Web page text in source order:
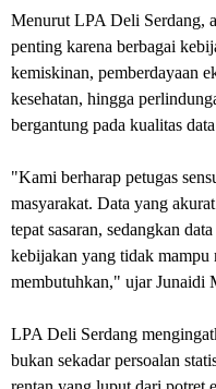
Menurut LPA Deli Serdang,
penting karena berbagai
kemiskinan, pemberdayaan
kesehatan, hingga
bergantung pada kualitas
"Kami berharap petugas
masyarakat. Data yang
tepat sasaran, sedangkan
kebijakan yang tidak mampu
membutuhkan," ujar Junaidi
LPA Deli Serdang
bukan sekadar persoalan